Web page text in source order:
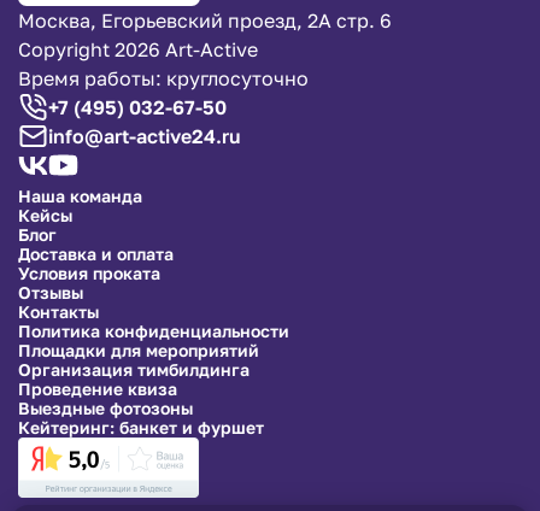
Москва, Егорьевский проезд, 2А стр. 6
Copyright 2026 Art-Active
Время работы: круглосуточно
+7 (495) 032-67-50
info@art-active24.ru
Наша команда
Кейсы
Блог
Доставка и оплата
Условия проката
Отзывы
Контакты
Политика конфиденциальности
Площадки для мероприятий
Организация тимбилдинга
Проведение квиза
Выездные фотозоны
Кейтеринг: банкет и фуршет